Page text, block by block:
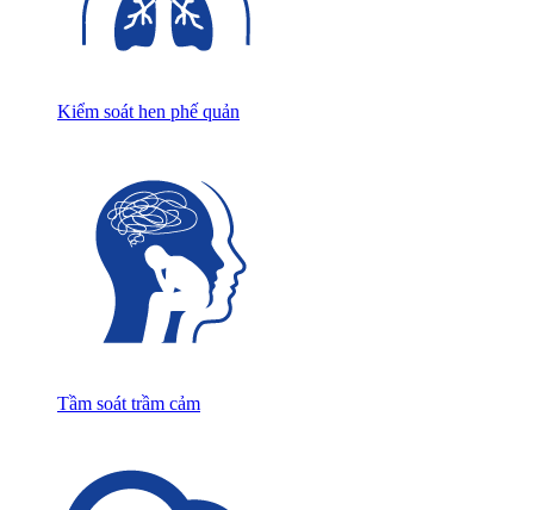
Kiểm soát hen phế quản
Tầm soát trầm cảm